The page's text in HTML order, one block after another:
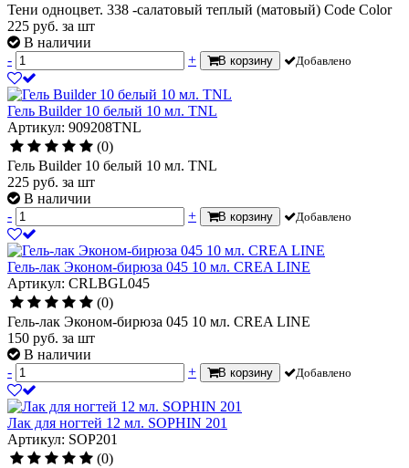
Тени одноцвет. 338 -салатовый теплый (матовый) Code Color
225 руб. за шт
В наличии
-
+ В корзину Добавлено
Гель Builder 10 белый 10 мл. TNL
Артикул: 909208TNL
(0)
Гель Builder 10 белый 10 мл. TNL
225 руб. за шт
В наличии
-
+ В корзину Добавлено
Гель-лак Эконом-бирюза 045 10 мл. CREA LINE
Артикул: CRLBGL045
(0)
Гель-лак Эконом-бирюза 045 10 мл. CREA LINE
150 руб. за шт
В наличии
-
+ В корзину Добавлено
Лак для ногтей 12 мл. SOPHIN 201
Артикул: SOP201
(0)